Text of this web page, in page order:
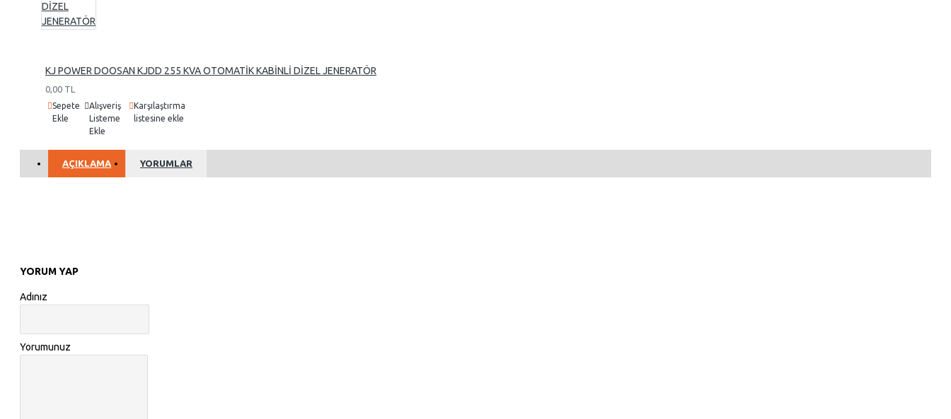
KJ POWER DOOSAN KJDD 255 KVA OTOMATİK KABİNLİ DİZEL JENERATÖR
0,00 TL
Sepete
Ekle
Alışveriş
Listeme
Ekle
Karşılaştırma
listesine ekle
AÇIKLAMA YORUMLAR
YORUM YAP
Adınız
Yorumunuz